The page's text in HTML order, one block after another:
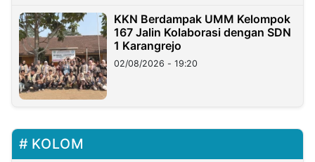
KKN Berdampak UMM Kelompok
167 Jalin Kolaborasi dengan SDN
1 Karangrejo
02/08/2026 - 19:20
KOLOM